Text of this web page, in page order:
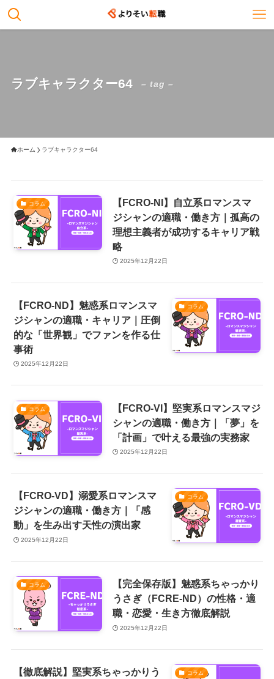
ラブキャラクター64 – tag –
ホーム ラブキャラクター64
コラム
【FCRO-NI】自立系ロマンスマ
ジシャンの適職・働き方｜孤高の
理想主義者が成功するキャリア戦
略
2025年12月22日
コラム
【FCRO-ND】魅惑系ロマンスマ
ジシャンの適職・キャリア｜圧倒
的な「世界観」でファンを作る仕
事術
2025年12月22日
コラム
【FCRO-VI】堅実系ロマンスマジ
シャンの適職・働き方｜「夢」を
「計画」で叶える最強の実務家
2025年12月22日
コラム
【FCRO-VD】溺愛系ロマンスマ
ジシャンの適職・働き方｜「感
動」を生み出す天性の演出家
2025年12月22日
コラム
【完全保存版】魅惑系ちゃっかり
うさぎ（FCRE-ND）の性格・適
職・恋愛・生き方徹底解説
2025年12月22日
コラム
【徹底解説】堅実系ちゃっかりう